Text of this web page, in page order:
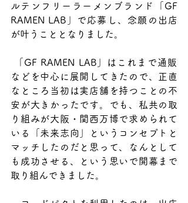
ルテンフリーラーメンブランド「GF
RAMEN LAB」で応募し、念願の出店
が叶うこととなりました。
などを中心に展開してきたので、正直
なところ当初は実店舗を持つことの不
安が大きかったです。でも、私共の取
り組みが大阪・関西万博で求められて
いる「未来志向」というコンセプトと
マッチしたのだと思って、なんとして
も成功させる、という思いで開幕まで
取り組んできました。